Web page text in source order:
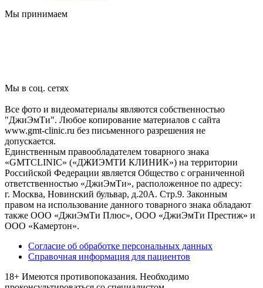
Мы принимаем
Мы в соц. сетях
Все фото и видеоматериалы являются собственностью
"ДжиЭмТи". Любое копирование материалов с сайта
www.gmt-clinic.ru без письменного разрешения не
допускается.
Единственным правообладателем товарного знака
«GMTCLINIC» («ДЖИЭМТИ КЛИНИК») на территории
Российской Федерации является Общество с ограниченной
ответственностью «ДжиЭмТи», расположенное по адресу:
г. Москва, Новинский бульвар, д.20А. Стр.9. Законным
правом на использование данного товарного знака обладают
также ООО «ДжиЭмТи Плюс», ООО «ДжиЭмТи Престиж» и
ООО «Камертон».
Согласие об обработке персональных данных
Справочная информация для пациентов
18+ Имеются противопоказания. Необходимо